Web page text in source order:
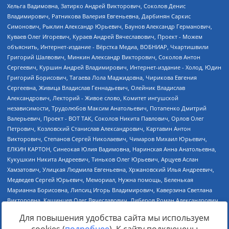
Для повышения удобства сайта мы используем